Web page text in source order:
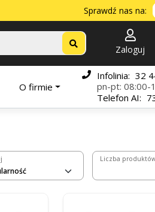
Sprawdź nas na:
Zaloguj
O firmie
Infolinia: 32
pn-pt: 08:00-
Telefon AI:
Liczba